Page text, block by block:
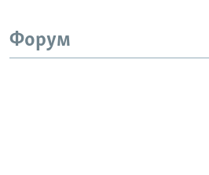
Форум